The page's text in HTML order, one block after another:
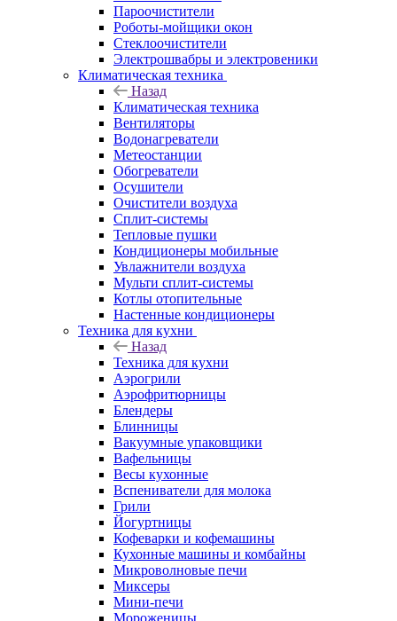
Пароочистители
Роботы-мойщики окон
Стеклоочистители
Электрошвабры и электровеники
Климатическая техника
Назад
Климатическая техника
Вентиляторы
Водонагреватели
Метеостанции
Обогреватели
Осушители
Очистители воздуха
Сплит-системы
Тепловые пушки
Кондиционеры мобильные
Увлажнители воздуха
Мульти сплит-системы
Котлы отопительные
Настенные кондиционеры
Техника для кухни
Назад
Техника для кухни
Аэрогрили
Аэрофритюрницы
Блендеры
Блинницы
Вакуумные упаковщики
Вафельницы
Весы кухонные
Вспениватели для молока
Грили
Йогуртницы
Кофеварки и кофемашины
Кухонные машины и комбайны
Микроволновые печи
Миксеры
Мини-печи
Мороженицы